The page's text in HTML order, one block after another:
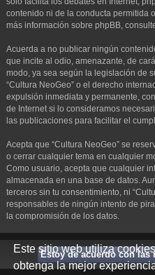
Este sitio web utiliza
obtenga la mejor
contenido ni de la conducta permitida
más información sobre phpBB,
Acuerda a no publicar ningún
que incite al odio, amenazante, de
modo, ya sea según la legislación de
“Cultura NeoGeo” o el derecho
expulsión inmediata y permanente,
de Internet si lo consideramos
las publicaciones para facilitar el
Acepta que “Cultura NeoGeo” se
o cerrar cualquier tema en cualquier
Como usuario, acepta que cualquier
almacenada en una base de datos.
terceros sin tu consentimiento, ni
responsables de ningún intento de
la compromisión de los datos.